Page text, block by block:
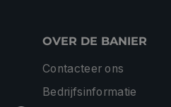
OVER DE BANIER
Contacteer ons
Bedrijfsinformatie